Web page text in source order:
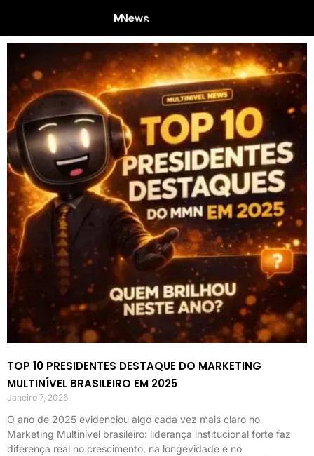
TOP 10 PRESIDENTES DESTAQUE DO MARKETING
MULTINÍVEL BRASILEIRO EM 2025
Janeiro 7, 2026
O ano de 2025 evidenciou algo cada vez mais claro no
Marketing Multinível brasileiro: liderança institucional forte faz
diferença real no crescimento, na longevidade e no